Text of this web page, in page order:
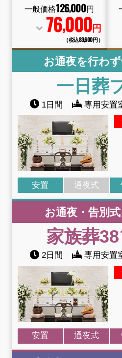
一般価格126,000円
76,000円
（税込83,600円）
お通夜を行わ
一日葬
1日間 専用安置
安置 通夜式
お通夜・告別
家族葬38
2日間 専用安置
安置 通夜式